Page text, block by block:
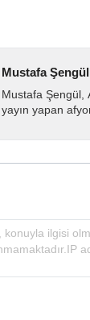
Mustafa Şengül
Mustafa Şengül,
yayın yapan
almakta, haber